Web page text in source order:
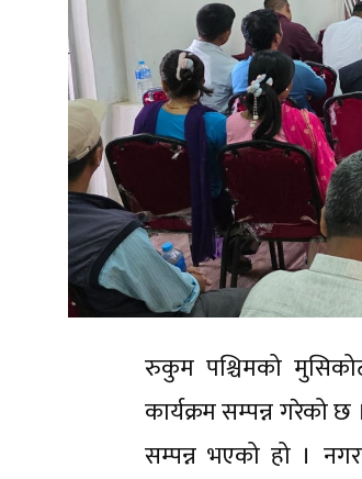
रुकुम पश्चिमको
कार्यक्रम सम्पन्न गरेको
सम्पन्न भएको हो ।